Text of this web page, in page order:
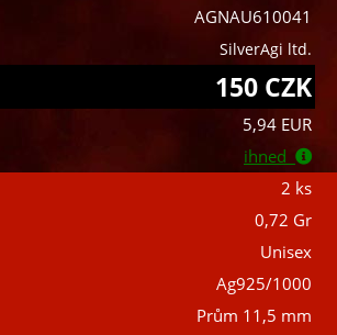
AGNAU610041
SilverAgi ltd.
150 CZK
5,94 EUR
ihned
2 ks
0,72 Gr
Unisex
Ag925/1000
Prům 11,5 mm